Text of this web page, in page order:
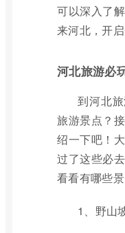
可以深入了
来河北，开
河北旅游必
到河北
旅游景点？
绍一下吧！
过了这些必
看看有哪些
1、野山